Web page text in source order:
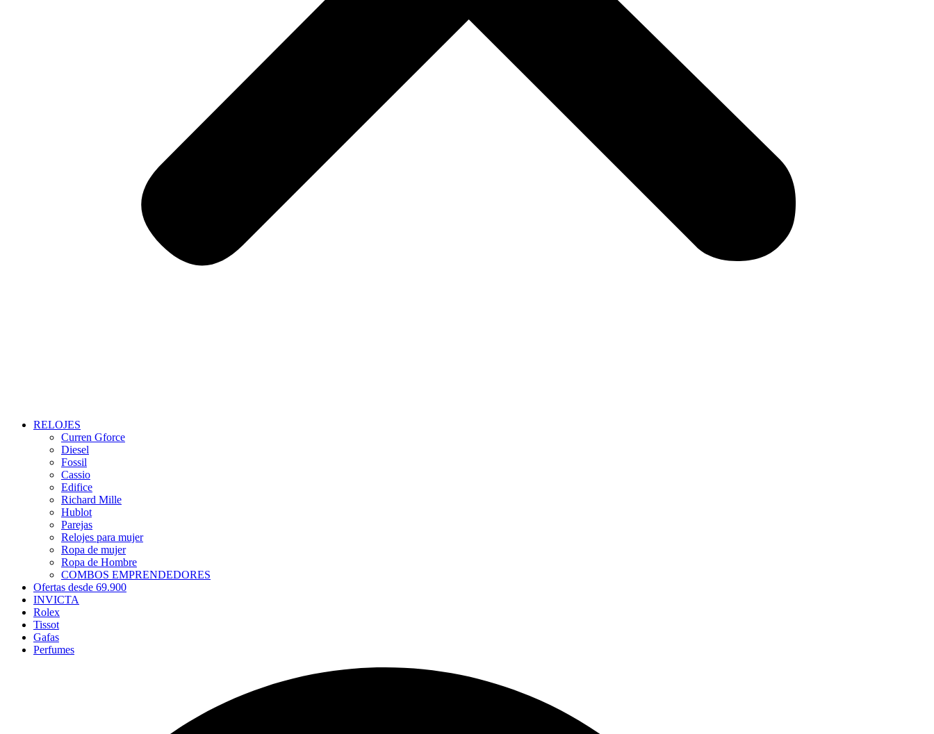
RELOJES
Curren Gforce
Diesel
Fossil
Cassio
Edifice
Richard Mille
Hublot
Parejas
Relojes para mujer
Ropa de mujer
Ropa de Hombre
COMBOS EMPRENDEDORES
Ofertas desde 69.900
INVICTA
Rolex
Tissot
Gafas
Perfumes